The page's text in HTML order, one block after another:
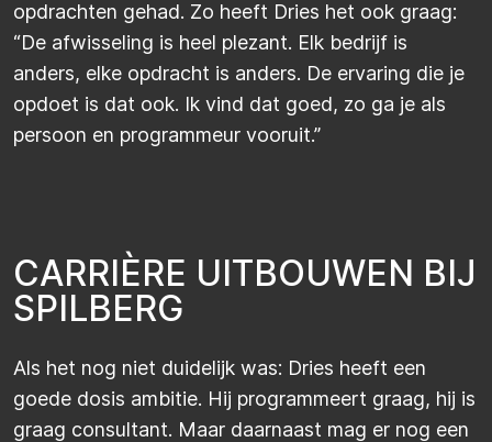
opdrachten gehad. Zo heeft Dries het ook graag:
“De afwisseling is heel plezant. Elk bedrijf is
anders, elke opdracht is anders. De ervaring die je
opdoet is dat ook. Ik vind dat goed, zo ga je als
persoon en programmeur vooruit.”
CARRIÈRE UITBOUWEN BIJ
SPILBERG
Als het nog niet duidelijk was: Dries heeft een
goede dosis ambitie. Hij programmeert graag, hij is
graag consultant. Maar daarnaast mag er nog een